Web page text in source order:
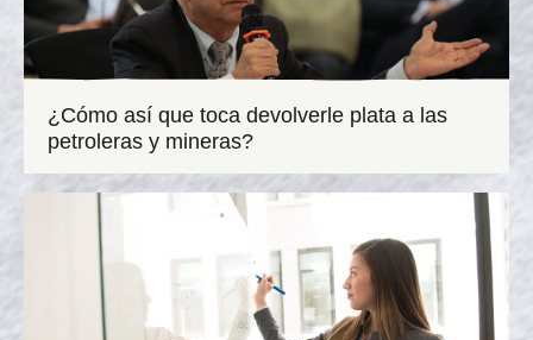
¿Cómo así que toca devolverle plata a las
petroleras y mineras?